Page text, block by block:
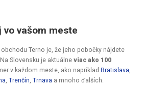
vo vašom meste
Terno je, že jeho pobočky nájdete
. Na Slovensku je aktuálne viac ako 100
v každom meste, ako napríklad Bratislava
Trenčín Trnava a mnoho ďalších.